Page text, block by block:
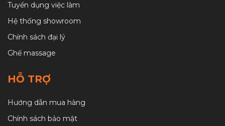
Tuyển dụng việc làm
Hệ thống showroom
Chính sách đại lý
Ghế massage
HỖ TRỢ
Hướng dẫn mua hàng
Chính sách bảo mật